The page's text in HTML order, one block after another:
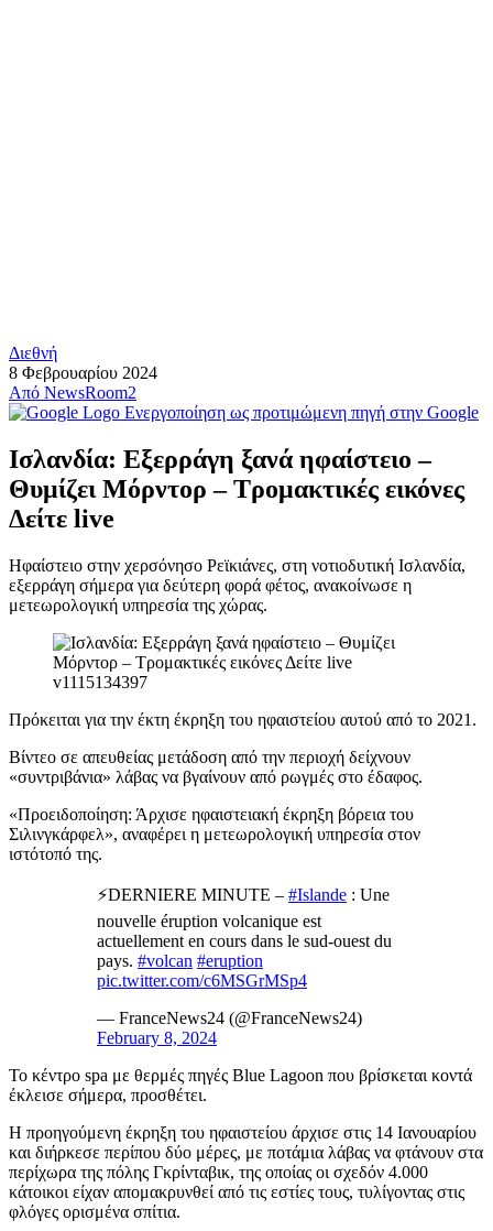
Διεθνή
8 Φεβρουαρίου 2024
Από NewsRoom2
Ενεργοποίηση ως προτιμώμενη πηγή στην Google
Ισλανδία: Εξερράγη ξανά ηφαίστειο –
Θυμίζει Μόρντορ – Τρομακτικές εικόνες
Δείτε live
Ηφαίστειο στην χερσόνησο Ρεϊκιάνες, στη νοτιοδυτική Ισλανδία,
εξερράγη σήμερα για δεύτερη φορά φέτος, ανακοίνωσε η
μετεωρολογική υπηρεσία της χώρας.
Πρόκειται για την έκτη έκρηξη του ηφαιστείου αυτού από το 2021.
Βίντεο σε απευθείας μετάδοση από την περιοχή δείχνουν
«συντριβάνια» λάβας να βγαίνουν από ρωγμές στο έδαφος.
«Προειδοποίηση: Άρχισε ηφαιστειακή έκρηξη βόρεια του
Σιλινγκάρφελ», αναφέρει η μετεωρολογική υπηρεσία στον
ιστότοπό της.
⚡DERNIERE MINUTE – #Islande : Une
nouvelle éruption volcanique est
actuellement en cours dans le sud-ouest du
pays. #volcan #eruption
pic.twitter.com/c6MSGrMSp4
— FranceNews24 (@FranceNews24)
February 8, 2024
Το κέντρο spa με θερμές πηγές Blue Lagoon που βρίσκεται κοντά
έκλεισε σήμερα, προσθέτει.
Η προηγούμενη έκρηξη του ηφαιστείου άρχισε στις 14 Ιανουαρίου
και διήρκεσε περίπου δύο μέρες, με ποτάμια λάβας να φτάνουν στα
περίχωρα της πόλης Γκρίνταβικ, της οποίας οι σχεδόν 4.000
κάτοικοι είχαν απομακρυνθεί από τις εστίες τους, τυλίγοντας στις
φλόγες ορισμένα σπίτια.